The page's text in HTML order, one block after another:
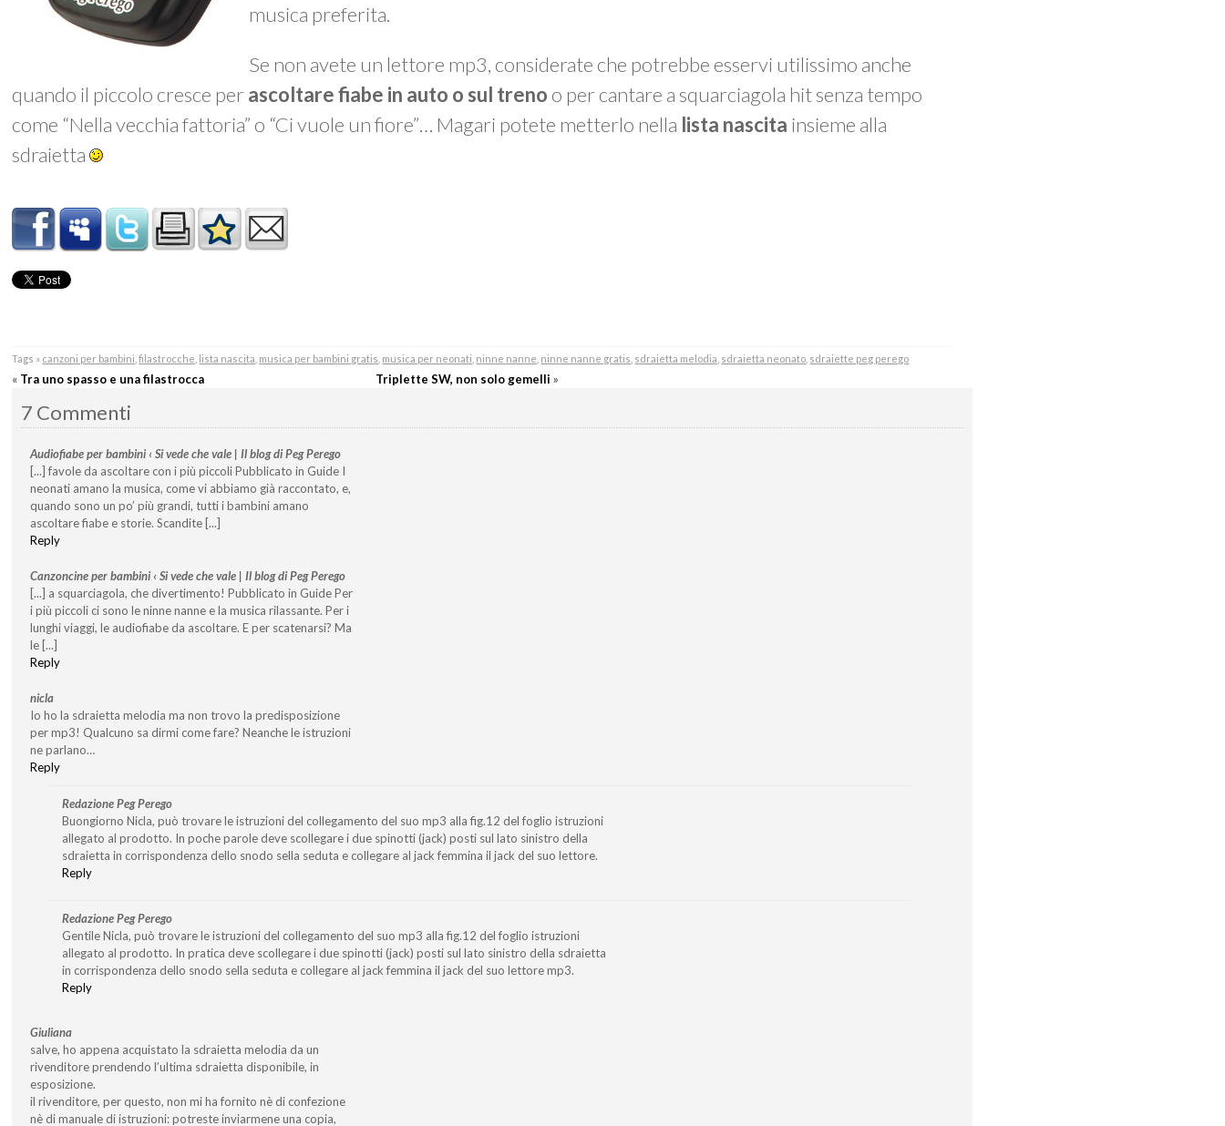
musica preferita.
Se non avete un lettore mp3, considerate che potrebbe esservi utilissimo anche
quando il piccolo cresce perascoltare fiabe in auto o sul treno o per cantare a squarciagola hit senza tempo
come “Nella vecchia fattoria” o “Ci vuole un fiore”… Magari potete metterlo nella lista nascita insieme alla
sdraietta
Tags » canzoni per bambini ,filastrocche lista nascita musica per bambini gratis musica per neonati ninne nanne ninne nanne gratis sdraietta melodia sdraietta neonato sdraiette peg perego
« Tra uno spasso e una filastrocca Triplette SW, non solo gemelli »
7 Commenti
Audiofiabe per bambini ‹ Si vede che vale | Il blog di Peg Perego
[...] favole da ascoltare con i più piccoli Pubblicato in Guide I
neonati amano la musica, come vi abbiamo già raccontato, e,
quando sono un po’ più grandi, tutti i bambini amano
ascoltare fiabe e storie. Scandite [...]
Reply
Canzoncine per bambini ‹ Si vede che vale | Il blog di Peg Perego
[...] a squarciagola, che divertimento! Pubblicato in Guide Per
i più piccoli ci sono le ninne nanne e la musica rilassante. Per i
lunghi viaggi, le audiofiabe da ascoltare. E per scatenarsi? Ma
le [...]
Reply
nicla
Io ho la sdraietta melodia ma non trovo la predisposizione
per mp3! Qualcuno sa dirmi come fare? Neanche le istruzioni
ne parlano…
Reply
Redazione Peg Perego
Buongiorno Nicla, può trovare le istruzioni del collegamento del suo mp3 alla fig.12 del foglio istruzioni
allegato al prodotto. In poche parole deve scollegare i due spinotti (jack) posti sul lato sinistro della
sdraietta in corrispondenza dello snodo sella seduta e collegare al jack femmina il jack del suo lettore.
Reply
Redazione Peg Perego
Gentile Nicla, può trovare le istruzioni del collegamento del suo mp3 alla fig.12 del foglio istruzioni
allegato al prodotto. In pratica deve scollegare i due spinotti (jack) posti sul lato sinistro della sdraietta
in corrispondenza dello snodo sella seduta e collegare al jack femmina il jack del suo lettore mp3.
Reply
Giuliana
salve, ho appena acquistato la sdraietta melodia da un
rivenditore prendendo l’ultima sdraietta disponibile, in
esposizione.
il rivenditore, per questo, non mi ha fornito nè di confezione
nè di manuale di istruzioni: potreste inviarmene una copia,